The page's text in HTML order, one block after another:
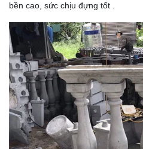
bền cao, sức chịu đựng tốt .